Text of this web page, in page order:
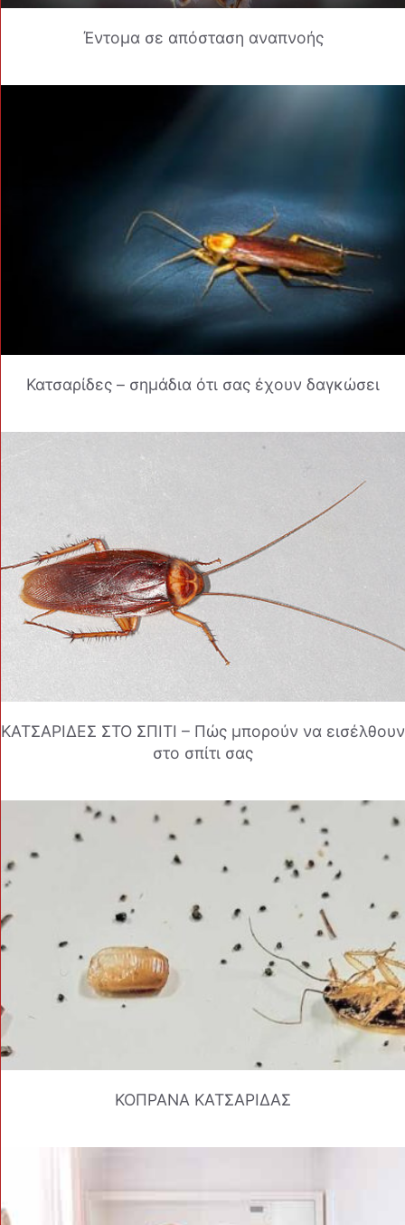
Έντομα σε απόσταση αναπνοής
Κατσαρίδες – σημάδια ότι σας έχουν δαγκώσει
ΚΑΤΣΑΡΙΔΕΣ ΣΤΟ ΣΠΙΤΙ – Πώς μπορούν να εισέλθουν
στο σπίτι σας
ΚΟΠΡΑΝΑ ΚΑΤΣΑΡΙΔΑΣ